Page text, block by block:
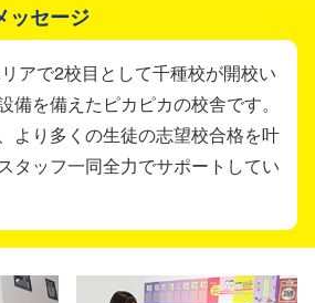
ッセージ
アで2校目として千種校が開校い
備を備えたピカピカの校舎です。
より多くの生徒の志望校合格を叶
タッフ一同全力でサポートしてい